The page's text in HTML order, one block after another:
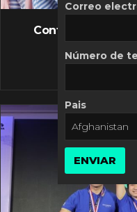
Controversia de
Correo
Número de
Pais
ENVIAR